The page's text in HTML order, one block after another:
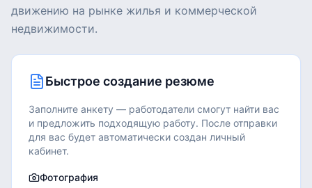
движению на рынке жилья и коммерческой
недвижимости.
Быстрое создание резюме
Заполните анкету — работодатели смогут найти вас
и предложить подходящую работу. После отправки
для вас будет автоматически создан личный
кабинет.
Фотография